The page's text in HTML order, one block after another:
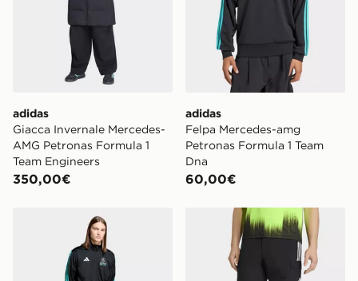
adidas
Giacca Invernale Mercedes-
AMG Petronas Formula 1
Team Engineers
350,00€
adidas
Felpa Mercedes-amg
Petronas Formula 1 Team
Dna
60,00€
adidas Pantaloni Mercedes - Amg Petronas Formula 1
adidas Pantaloni